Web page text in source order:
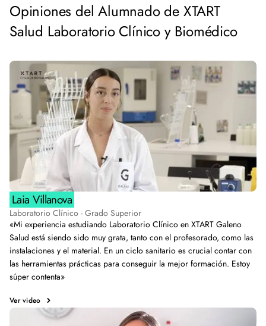
Opiniones del Alumnado de XTART
Salud Laboratorio Clínico y Biomédico
Laia Villanova
Laboratorio Clínico - Grado Superior
«Mi experiencia estudiando Laboratorio Clínico en XTART Galeno
Salud está siendo sido muy grata, tanto con el profesorado, como las
instalaciones y el material. En un ciclo sanitario es crucial contar con
las herramientas prácticas para conseguir la mejor formación. Estoy
súper contenta»
Ver video